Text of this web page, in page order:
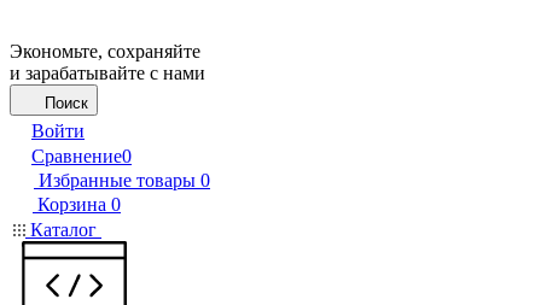
Экономьте, сохраняйте
и зарабатывайте с нами
Поиск
Войти
Сравнение0
Избранные товары 0
Корзина 0
Каталог